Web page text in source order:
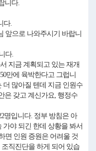
니다.
다.
앞으로 나와주시기 바랍니
다.
지금 계획되고 있는 재개
만에 육박한다고 그럽니
더 많아질 텐데 지금 인원수
은 갖고 계신가요, 행정수
명입니다. 정부 방침은 아
가야 되긴 한데 상황을 봐서
면 인원 증원은 어려울 것
직진단을 하게 되어 있습